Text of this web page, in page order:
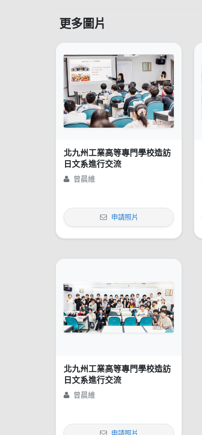
更多圖片
北九州工業高等專門學校造訪
日文系進行交流
曾晨維
申請照片
北九州工業高等專門學校造訪
日文系進行交流
曾晨維
申請照片